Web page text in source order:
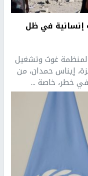
إنسانية في ظل
لمنظمة غوث وتشغيل
إيناس حمدان، من
خطر، خاصة ...